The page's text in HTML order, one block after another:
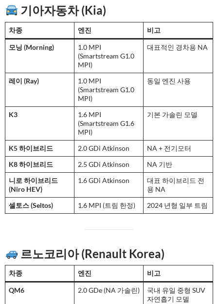
기아자동차 (Kia)
차종 엔진 비고
모닝 (Morning)
1.0 MPI
(Smartstream G1.0
MPI)
대표적인 경차용 NA
레이 (Ray)
1.0 MPI
(Smartstream G1.0
MPI)
동일 엔진 사용
K3
1.6 MPI
(Smartstream G1.6
MPI)
기본 가솔린 모델
K5 하이브리드 2.0 GDi Atkinson
NA + 전기모터
K8 하이브리드
2.5 GDi Atkinson
NA 기반
니로 하이브리드
(Niro HEV)
1.6 GDi Atkinson
대표 하이브리드 전
용 NA
셀토스 (Seltos)
1.6 MPI (트림 한정) 2024 년형 일부 트림
르노코리아 (Renault Korea)
차종 엔진 비고
QM6 2.0 GDe (NA 가솔린)
국내 유일 중형 SUV
자연흡기 모델